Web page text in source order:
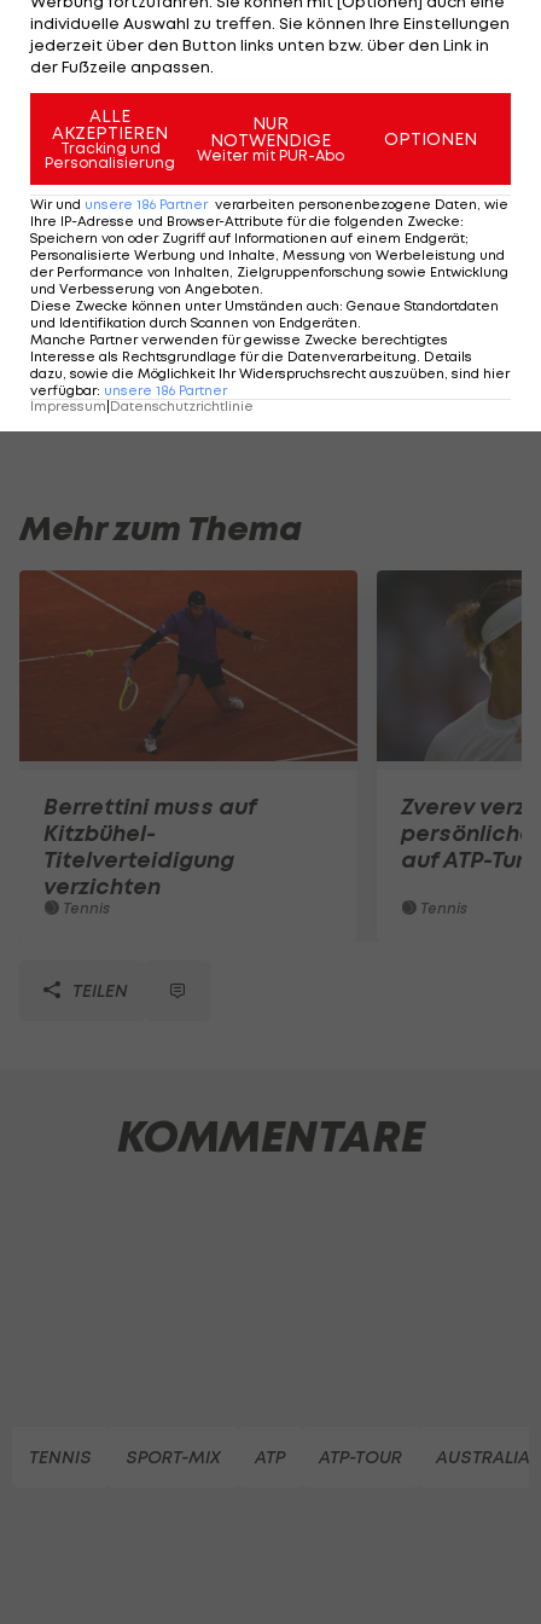
eines unabhängigen Expertengremiums vorlegt.
Zudem müsste er vorher in Melbourne eine
längere Quarantäne absitzen.
Zuletzt hatte sein Vater Srdjan im serbischen
Fernsehen von "Erpressung" durch die
Veranstalter gesprochen und erklärt, sein Sohn
werde "wahrscheinlich nicht" nach Australian
reisen.
Am Stammtisch bei Andy Ogris:
Christopher Knett
Stammtisch
I schau a
Runde)
Mehr zum Thema
Berrettini muss auf
Kitzbühel-
Titelverteidigung
verzichten
Tennis
Zverev
auf ATP-
Tennis
TEILEN
KOMMENTARE
TENNIS SPORT-MIX ATP ATP-TOUR
individuelle Auswahl zu treffen. Sie können Ihre Einstellungen
jederzeit über den Button links unten bzw. über den Link in
der Fußzeile anpassen.
ALLE
AKZEPTIEREN
Tracking und
Personalisierung
NUR
NOTWENDIGE
Weiter mit PUR-Abo
OPTIONEN
Wir und unsere 186 Partner verarbeiten personenbezogene Daten, wie
Ihre IP-Adresse und Browser-Attribute für die folgenden Zwecke:
Speichern von oder Zugriff auf Informationen auf einem Endgerät;
Personalisierte Werbung und Inhalte, Messung von Werbeleistung und
der Performance von Inhalten, Zielgruppenforschung sowie Entwicklung
und Verbesserung von Angeboten
Diese Zwecke können unter Umständen auch: Genaue Standortdaten
und Identifikation durch Scannen von Endgeräten
Manche Partner verwenden für gewisse Zwecke berechtigtes
Interesse als Rechtsgrundlage für die Datenverarbeitung. Details
dazu, sowie die Möglichkeit Ihr Widerspruchsrecht auszuüben, sind hier
verfügbar: unsere 186 Partner
Impressum|Datenschutzrichtlinie